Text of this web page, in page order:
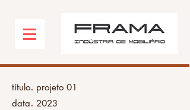
título. projeto 01
data. 2023